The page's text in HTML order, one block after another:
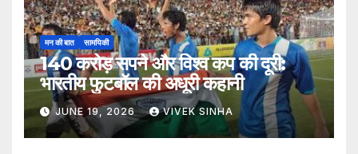
मन की बात सामयिकी
140 करोड़ सपने और विश्व कप की दूरी:
भारतीय फुटबॉल की अधूरी कहानी
JUNE 19, 2026 VIVEK SINHA